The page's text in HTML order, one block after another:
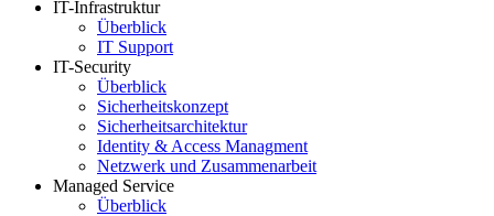
IT-Infrastruktur
Überblick
IT Support
IT-Security
Überblick
Sicherheitskonzept
Sicherheitsarchitektur
Identity & Access Managment
Netzwerk und Zusammenarbeit
Managed Service
Überblick